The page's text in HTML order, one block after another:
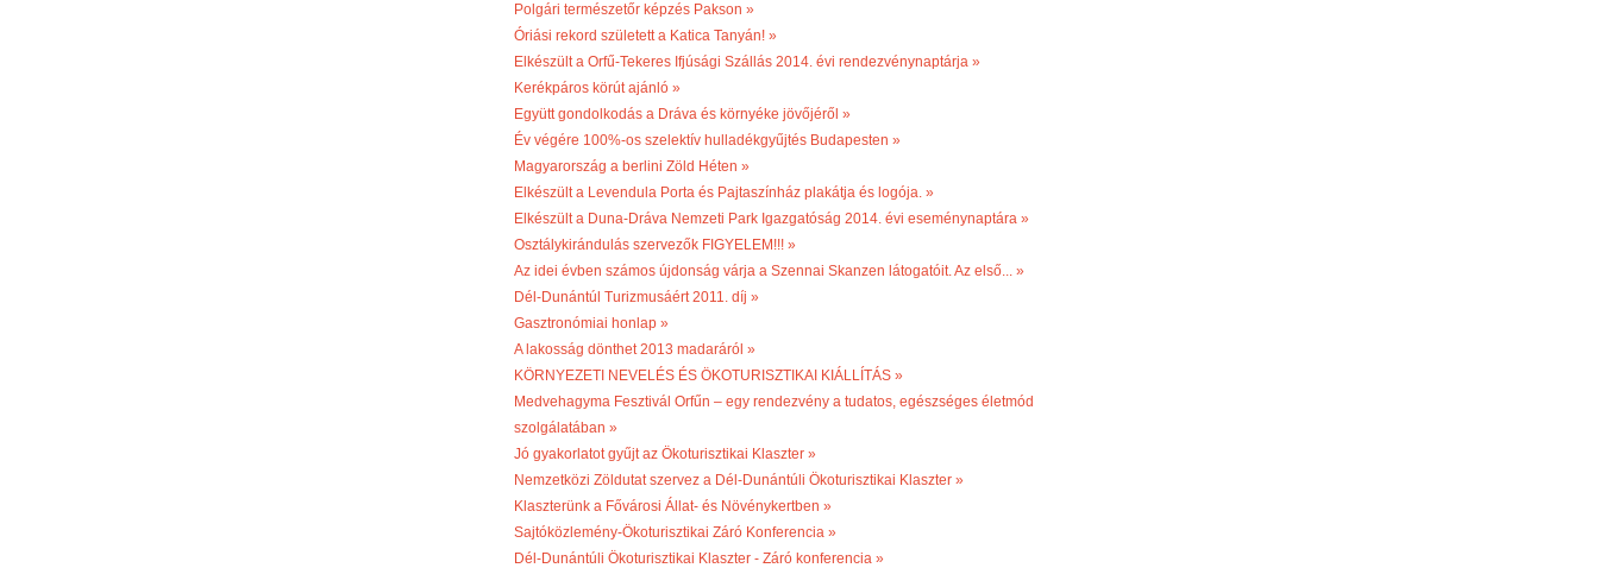
Polgári természetőr képzés Pakson »
Óriási rekord született a Katica Tanyán! »
Elkészült a Orfű-Tekeres Ifjúsági Szállás 2014. évi rendezvénynaptárja »
Kerékpáros körút ajánló »
Együtt gondolkodás a Dráva és környéke jövőjéről »
Év végére 100%-os szelektív hulladékgyűjtés Budapesten »
Magyarország a berlini Zöld Héten »
Elkészült a Levendula Porta és Pajtaszínház plakátja és logója. »
Elkészült a Duna-Dráva Nemzeti Park Igazgatóság 2014. évi eseménynaptára »
Osztálykirándulás szervezők FIGYELEM!!! »
Az idei évben számos újdonság várja a Szennai Skanzen látogatóit. Az első... »
Dél-Dunántúl Turizmusáért 2011. díj »
Gasztronómiai honlap »
A lakosság dönthet 2013 madaráról »
KÖRNYEZETI NEVELÉS ÉS ÖKOTURISZTIKAI KIÁLLÍTÁS »
Medvehagyma Fesztivál Orfűn – egy rendezvény a tudatos, egészséges életmód
szolgálatában »
Jó gyakorlatot gyűjt az Ökoturisztikai Klaszter »
Nemzetközi Zöldutat szervez a Dél-Dunántúli Ökoturisztikai Klaszter »
Klaszterünk a Fővárosi Állat- és Növénykertben »
Sajtóközlemény-Ökoturisztikai Záró Konferencia »
Dél-Dunántúli Ökoturisztikai Klaszter - Záró konferencia »